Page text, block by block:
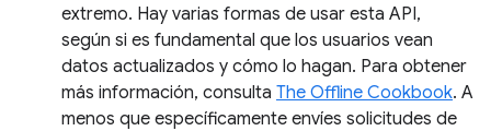
extremo. Hay varias formas de usar esta API,
según si es fundamental que los usuarios vean
datos actualizados y cómo lo hagan. Para obtener
más información, consulta The Offline Cookbook. A
menos que específicamente envíes solicitudes de